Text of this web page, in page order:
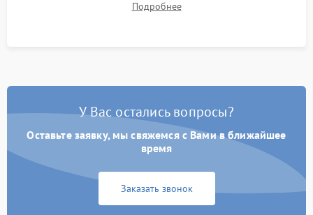
срабатывания системы автоматической оттайки.
Подробнее
У Вас остались вопросы?
Оставьте заявку, мы свяжемся с Вами в ближайшее
время
Заказать звонок